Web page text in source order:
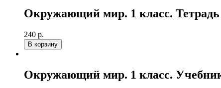
Окружающий мир. 1 класс. Тетрадь
240 р.
В корзину
Окружающий мир. 1 класс.